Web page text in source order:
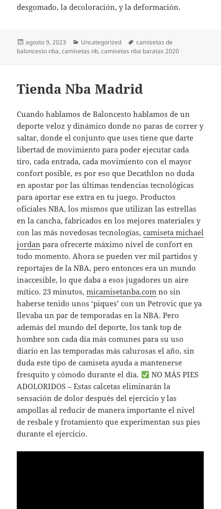
desgomado, la decoloración, y la deformación.
Publicado
el
agosto 9, 2023 Categorías
Uncategorized Etiquetas
camisetas de
baloncesto nba,camisetas nb,camisetas nba baratas 2020
Tienda Nba Madrid
Cuando hablamos de Baloncesto hablamos de un
deporte veloz y dinámico donde no paras de correr y
saltar, donde el conjunto que uses tiene que darte
libertad de movimiento para poder ejecutar cada
tiro, cada entrada, cada movimiento con el mayor
confort posible, es por eso que Decathlon no duda
en apostar por las últimas tendencias tecnológicas
para aportar ese extra en tu juego. Productos
oficiales NBA, los mismos que utilizan las estrellas
en la cancha, fabricados en los mejores materiales y
con las más novedosas tecnologías,camiseta michael
jordan para ofrecerte máximo nivel de confort en
todo momento. Ahora se pueden ver mil partidos y
reportajes de la NBA, pero entonces era un mundo
inaccesible, lo que daba a esos jugadores un aire
mítico. 23 minutos,micamisetanba.com no sin
haberse tenido unos ‘piques’ con un Petrovic que ya
llevaba un par de temporadas en la NBA. Pero
además del mundo del deporte, los tank top de
hombre son cada día más comunes para su uso
diario en las temporadas más calurosas el año, sin
duda este tipo de camiseta ayuda a mantenerse
fresquito y cómodo durante el día.
NO MÁS PIES
ADOLORIDOS – Estas calcetas eliminarán la
sensación de dolor después del ejercicio y las
ampollas al reducir de manera importante el nivel
de resbale y frotamiento que experimentan sus pies
durante el ejercicio.